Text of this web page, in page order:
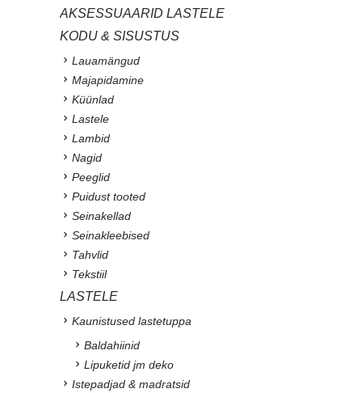
AKSESSUAARID LASTELE
KODU & SISUSTUS
Lauamängud
Majapidamine
Küünlad
Lastele
Lambid
Nagid
Peeglid
Puidust tooted
Seinakellad
Seinakleebised
Tahvlid
Tekstiil
LASTELE
Kaunistused lastetuppa
Baldahiinid
Lipuketid jm deko
Istepadjad & madratsid